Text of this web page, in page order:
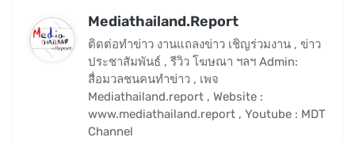
Mediathailand.Report
ติดต่อทำข่าว งานแถลงข่าว เชิญร่วมงาน , ข่าว
ประชาสัมพันธ์ , รีวิว โฆษณา ฯลฯ Admin:
สื่อมวลชนคนทำข่าว , เพจ
Mediathailand.report , Website :
www.mediathailand.report , Youtube : MDT
Channel